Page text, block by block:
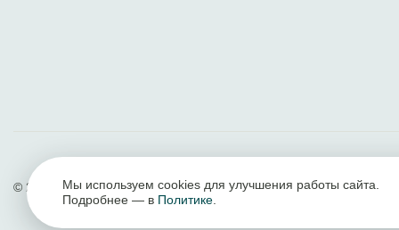
© 2017 — 2026АвтоХантер
Мы используем cookies для улучшения работы сайта.
Подробнее — в Политике